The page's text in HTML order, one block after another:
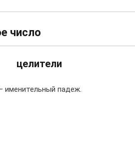
число
целители
именительный падеж.